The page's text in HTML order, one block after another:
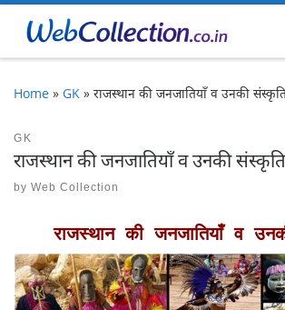
Skip to content
Home » GK » राजस्थान की जनजातियाँ व उनकी
GK
राजस्थान की जनजातियाँ व उनकी संस्कृति
by Web Collection
राजस्थान की जनजातियाँ व